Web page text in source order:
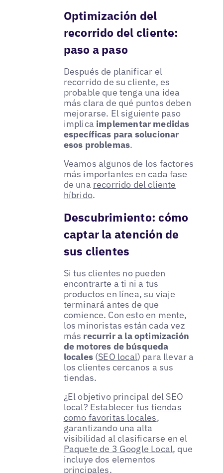
Optimización del
recorrido del cliente:
paso a paso
Después de planificar el
recorrido de su cliente, es
probable que tenga una idea
más clara de qué puntos deben
mejorarse. El siguiente paso
implica implementar medidas
específicas para solucionar
esos problemas.
Veamos algunos de los factores
más importantes en cada fase
de una recorrido del cliente
híbrido.
Descubrimiento: cómo
captar la atención de
sus clientes
Si tus clientes no pueden
encontrarte a ti ni a tus
productos en línea, su viaje
terminará antes de que
comience. Con esto en mente,
los minoristas están cada vez
más recurrir a la optimización
de motores de búsqueda
locales(SEO local) para llevar a
los clientes cercanos a sus
tiendas.
¿El objetivo principal del SEO
local? Establecer tus tiendas
como favoritas locales,
garantizando una alta
visibilidad al clasificarse en el
Paquete de 3 Google Local, que
incluye dos elementos
principales.